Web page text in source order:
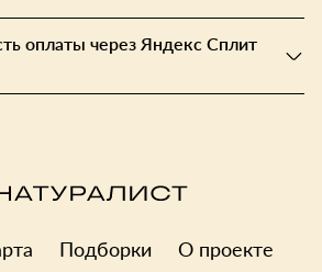
оплаты через Яндекс Сплит
Подборки
О проекте